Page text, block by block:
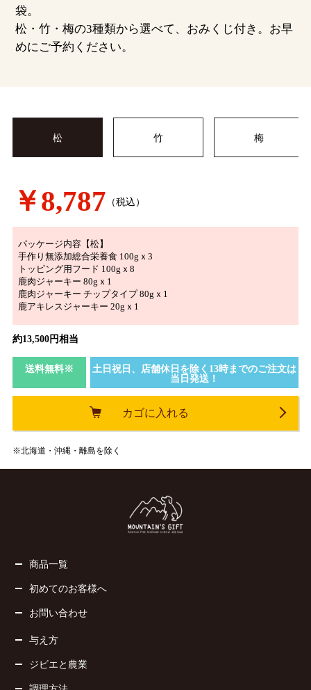
袋。
松・竹・梅の3種類から選べて、おみくじ付き。お早
めにご予約ください。
松 竹 梅
￥8,787 （税込）
パッケージ内容【松】
手作り無添加総合栄養食 100gｘ3
トッピング用フード 100gｘ8
鹿肉ジャーキー 80gｘ1
鹿肉ジャーキー チップタイプ 80gｘ1
鹿アキレスジャーキー 20gｘ1
約13,500円相当
送料無料※
土日祝日、店舗休日を除く13時までのご注文は
当日発送！
カゴに入れる
※北海道・沖縄・離島を除く
商品一覧
初めてのお客様へ
お問い合わせ
与え方
ジビエと農業